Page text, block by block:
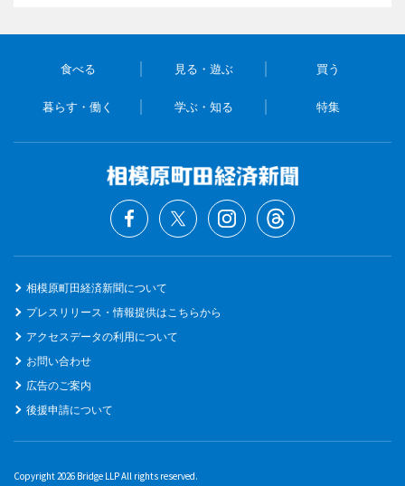
食べる 見る・遊ぶ 買う
暮らす・働く 学ぶ・知る 特集
相模原町田経済新聞について
プレスリリース・情報提供はこちらから
アクセスデータの利用について
お問い合わせ
広告のご案内
後援申請について
Copyright 2026 Bridge LLP All rights reserved.